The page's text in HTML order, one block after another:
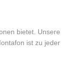
bietet. Unsere
ist zu jeder